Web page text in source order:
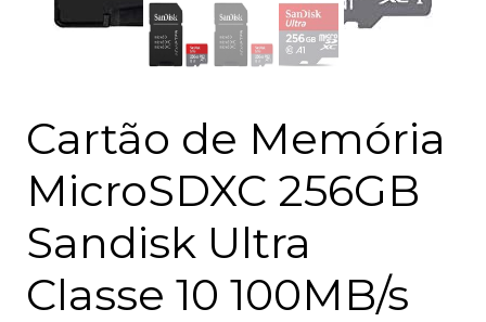
Cartão de Memória
MicroSDXC 256GB
Sandisk Ultra
Classe 10 100MB/s